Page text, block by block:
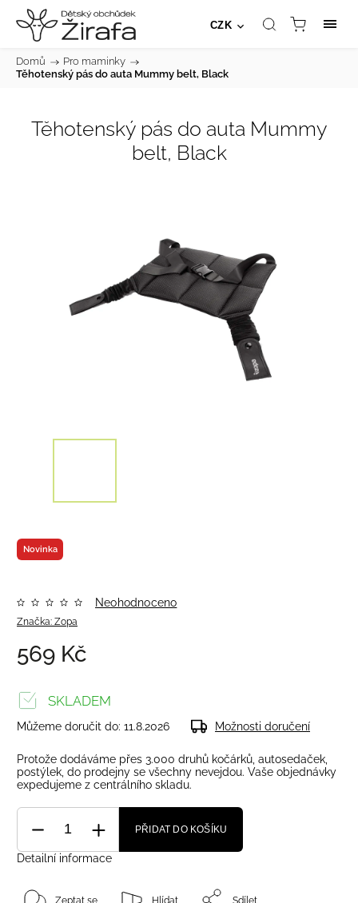
CZK
Domů / Pro maminky /
Těhotenský pás do auta Mummy belt, Black
Těhotenský pás do auta Mummy
belt, Black
Novinka
Značka: Zopa
Neohodnoceno
569 Kč
SKLADEM
Můžeme doručit do: 11.8.2026 Možnosti doručení
Protože dodáváme přes 3.000 druhů kočárků, autosedaček,
postýlek, do prodejny se všechny nevejdou. Vaše objednávky
expedujeme z centrálního skladu.
PŘIDAT DO KOŠÍKU
Detailní informace
Zeptat se Hlídat Sdílet